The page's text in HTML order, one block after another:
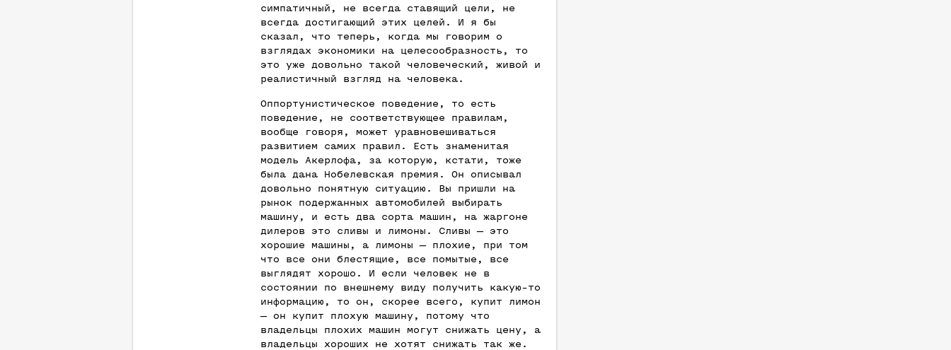
симпатичный, не всегда ставящий цели, не
всегда достигающий этих целей. И я бы
сказал, что теперь, когда мы говорим о
взглядах экономики на целесообразность, то
это уже довольно такой человеческий, живой и
реалистичный взгляд на человека.
Оппортунистическое поведение, то есть
поведение, не соответствующее правилам,
вообще говоря, может уравновешиваться
развитием самих правил. Есть знаменитая
модель Акерлофа, за которую, кстати, тоже
была дана Нобелевская премия. Он описывал
довольно понятную ситуацию. Вы пришли на
рынок подержанных автомобилей выбирать
машину, и есть два сорта машин, на жаргоне
дилеров это сливы и лимоны. Сливы — это
хорошие машины, а лимоны — плохие, при том
что все они блестящие, все помытые, все
выглядят хорошо. И если человек не в
состоянии по внешнему виду получить какую-то
информацию, то он, скорее всего, купит лимон
— он купит плохую машину, потому что
владельцы плохих машин могут снижать цену, а
владельцы хороших не хотят снижать так же.